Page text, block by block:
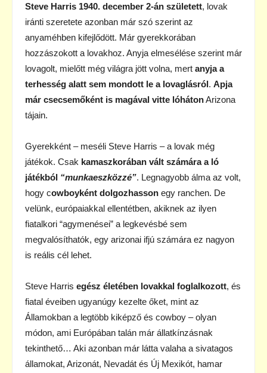
Steve Harris 1940. december 2-án született, lovak
iránti szeretete azonban már szó szerint az
anyaméhben kifejlődött. Már gyerekkorában
hozzászokott a lovakhoz. Anyja elmesélése szerint már
lovagolt, mielőtt még világra jött volna, mert anyja a
terhesség alatt sem mondott le a lovaglásról. Apja
már csecsemőként is magával vitte lóhátonArizona
tájain.
Gyerekként – meséli Steve Harris – a lovak még
játékok. Csak kamaszkorában vált számára a ló
játékból “munkaeszközzé”. Legnagyobb álma az volt,
hogy cowboyként dolgozhasson egy ranchen. De
velünk, európaiakkal ellentétben, akiknek az ilyen
fiatalkori “agymenései” a legkevésbé sem
megvalósíthatók, egy arizonai ifjú számára ez nagyon
is reális cél lehet.
Steve Harris egész életében lovakkal foglalkozott, és
fiatal éveiben ugyanúgy kezelte őket, mint az
Államokban a legtöbb kiképző és cowboy – olyan
módon, ami Európában talán már állatkínzásnak
tekinthető… Aki azonban már látta valaha a sivatagos
államokat, Arizonát, Nevadát és Új Mexikót, hamar